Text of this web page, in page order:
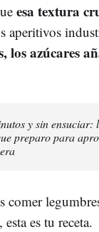
esa textura
aperitivos
los azúcares
y sin ensuciar:
preparo para
comer
, esta es tu receta.